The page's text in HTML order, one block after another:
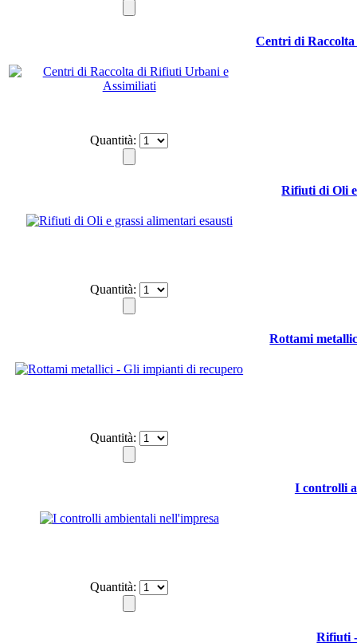
Centri di
Quantità:
Rifiuti di Oli
Quantità:
Rottami
Quantità:
I controlli
Quantità:
Rifiuti